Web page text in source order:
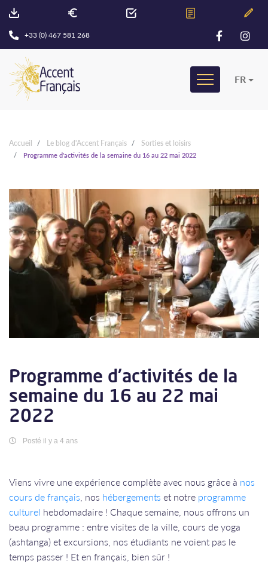
+33 (0) 467 581 268
FR
Accueil Le blog d'Accent Français Sorties et loisirs
Programme d'activités de la semaine du 16 au 22 mai 2022
Programme d'activités de la
semaine du 16 au 22 mai
2022
Posté il y a 4 ans
Viens vivre une expérience complète avec nous grâce à nos
cours de français, nos hébergements et notre programme
culturel hebdomadaire ! Chaque semaine, nous offrons un
beau programme : entre visites de la ville, cours de yoga
(ashtanga) et excursions, nos étudiants ne voient pas le
temps passer ! Et en français, bien sûr !